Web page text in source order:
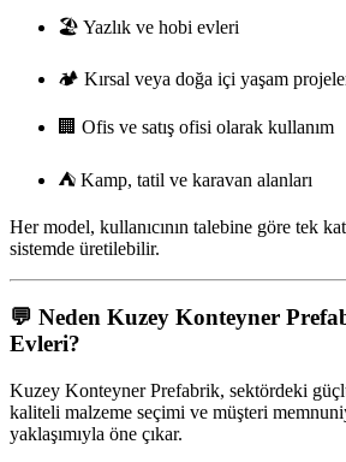
🏖️ Yazlık ve hobi evleri
🏕️ Kırsal veya doğa içi yaşam
🏢 Ofis ve satış ofisi olarak kullanım
⛺ Kamp, tatil ve karavan alanları
Her model, kullanıcının talebine göre tek
sistemde üretilebilir.
💬 Neden Kuzey Konteyner
Evleri?
Kuzey Konteyner Prefabrik, sektördeki
kaliteli malzeme seçimi ve müşteri
yaklaşımıyla öne çıkar.